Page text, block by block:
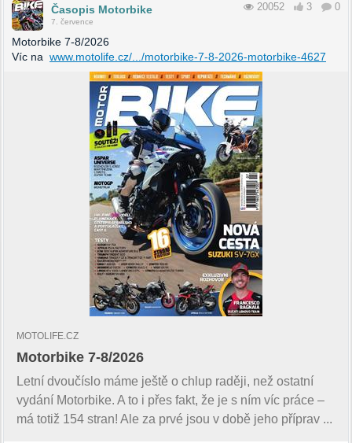
Časopis Motorbike
7. července
20052 3 0
Motorbike 7-8/2026
Víc na www.motolife.cz/.../motorbike-7-8-2026-motorbike-4627
MOTOLIFE.CZ
Motorbike 7-8/2026
Letní dvoučíslo máme ještě o chlup raději, než ostatní
vydání Motorbike. A to i přes fakt, že je s ním víc práce –
má totiž 154 stran! Ale za prvé jsou v době jeho příprav ...